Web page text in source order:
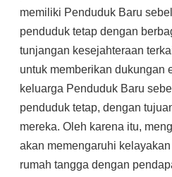
memiliki Penduduk Baru
penduduk tetap dengan
tunjangan kesejahteraan
untuk memberikan dukungan
keluarga Penduduk Baru
penduduk tetap, dengan
mereka. Oleh karena itu,
akan memengaruhi
rumah tangga dengan